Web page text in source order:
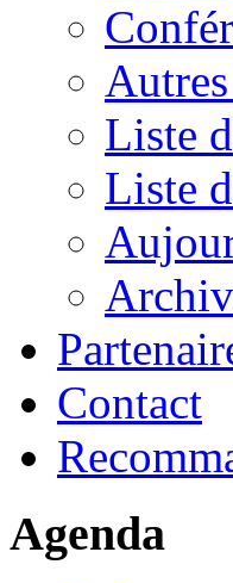
Liste
Liste
Contact
Agenda